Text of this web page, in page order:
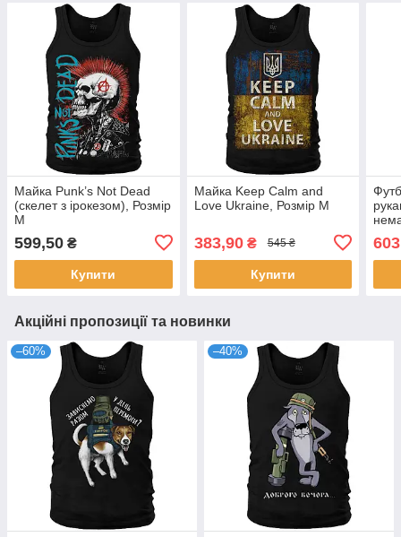
Майка Punk’s Not Dead
(скелет з ірокезом), Розмір
M
599,50 ₴
Купити
Майка Keep Calm and
Love Ukraine, Розмір M
383,90₴ 545 ₴
Купити
Акційні пропозиції та новинки
–60% –40%